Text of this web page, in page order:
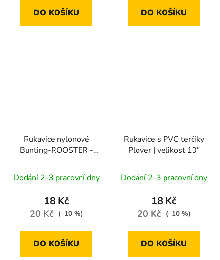
DO KOŠÍKU DO KOŠÍKU
Rukavice nylonové
Bunting-ROOSTER -
Dodání 2-3 pracovní dny
18 Kč
20 Kč (–10 %)
DO KOŠÍKU
Rukavice s PVC terčíky
Plover | velikost 10"
Dodání 2-3 pracovní dny
18 Kč
20 Kč (–10 %)
DO KOŠÍKU